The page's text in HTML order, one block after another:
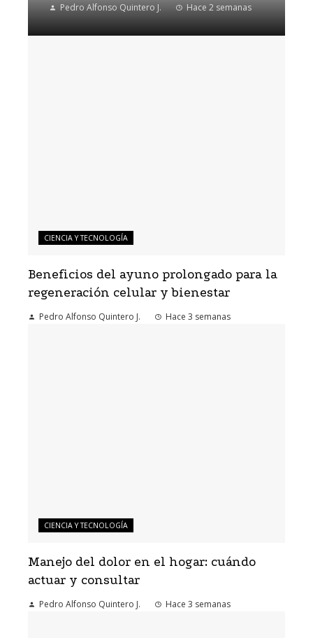
Pedro Alfonso Quintero J. Hace 2 semanas
CIENCIA Y TECNOLOGÍA
Beneficios del ayuno prolongado para la
regeneración celular y bienestar
Pedro Alfonso Quintero J. Hace 3 semanas
CIENCIA Y TECNOLOGÍA
Manejo del dolor en el hogar: cuándo
actuar y consultar
Pedro Alfonso Quintero J. Hace 3 semanas